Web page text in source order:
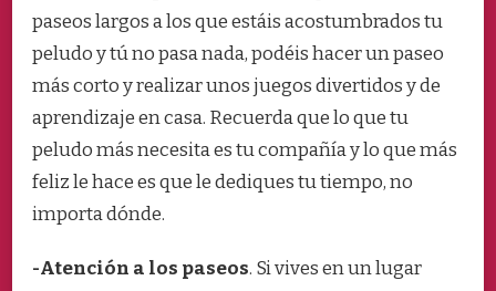
paseos largos a los que estáis acostumbrados tu
peludo y tú no pasa nada, podéis hacer un paseo
más corto y realizar unos juegos divertidos y de
aprendizaje en casa. Recuerda que lo que tu
peludo más necesita es tu compañía y lo que más
feliz le hace es que le dediques tu tiempo, no
importa dónde.
-Atención a los paseos. Si vives en un lugar